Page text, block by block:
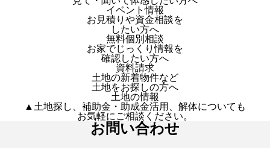
イベント情報
お見積りや資金相談を
したい方へ
無料個別相談
お家でじっくり情報を
確認したい方へ
資料請求
土地の新着物件など
土地をお探しの方へ
土地の情報
▲土地探し、補助金・助成金活用、解体についても
お気軽にご相談ください。
お問い合わせ